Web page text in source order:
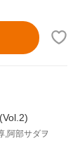
,阿部サダヲ